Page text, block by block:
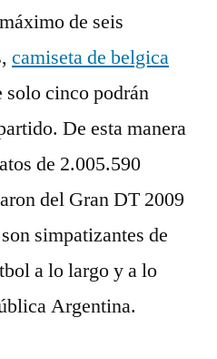
de seis
camiseta de belgica
solo cinco podrán
De esta manera
de 2.005.590
del Gran DT 2009
simpatizantes de
a lo largo y a lo
Argentina.